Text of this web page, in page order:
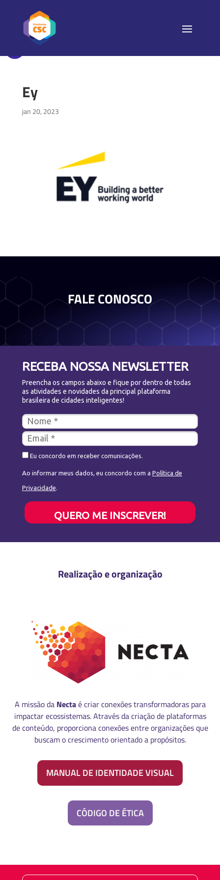
Ey
jan 20, 2023
FALE CONOSCO
RECEBA NOSSA NEWSLETTER
Preencha os campos abaixo e fique por dentro de todas
as atividades e novidades da principal plataforma
brasileira de cidades inteligentes!
Eu concordo em receber comunicações.
Ao informar meus dados, eu concordo com a Política de
Privacidade.
QUERO ME INSCREVER!
Realização e organização
A missão da Nectaé criar conexões transformadoras para
impactar ecossistemas. Através da criação de plataformas
de conteúdo, proporciona conexões entre organizações que
buscam o crescimento orientado a propósitos.
MANUAL DE IDENTIDADE VISUAL
CÓDIGO DE ÉTICA